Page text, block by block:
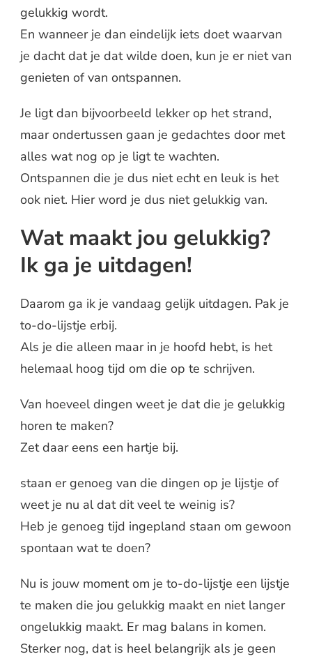
gelukkig wordt.
En wanneer je dan eindelijk iets doet waarvan
je dacht dat je dat wilde doen, kun je er niet van
genieten of van ontspannen.
Je ligt dan bijvoorbeeld lekker op het strand,
maar ondertussen gaan je gedachtes door met
alles wat nog op je ligt te wachten.
Ontspannen die je dus niet echt en leuk is het
ook niet. Hier word je dus niet gelukkig van.
Wat maakt jou gelukkig?
Ik ga je uitdagen!
Daarom ga ik je vandaag gelijk uitdagen. Pak je
to-do-lijstje erbij.
Als je die alleen maar in je hoofd hebt, is het
helemaal hoog tijd om die op te schrijven.
Van hoeveel dingen weet je dat die je gelukkig
horen te maken?
Zet daar eens een hartje bij.
staan er genoeg van die dingen op je lijstje of
weet je nu al dat dit veel te weinig is?
Heb je genoeg tijd ingepland staan om gewoon
spontaan wat te doen?
Nu is jouw moment om je to-do-lijstje een lijstje
te maken die jou gelukkig maakt en niet langer
ongelukkig maakt. Er mag balans in komen.
Sterker nog, dat is heel belangrijk als je geen